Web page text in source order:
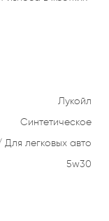
Лукойл
Синтетическое
Для легковых авто
5w30